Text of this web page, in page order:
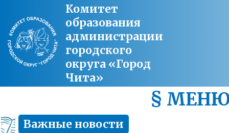
Комитет
образования
администрации
городского
округа «Город
Чита»
§
Важные новости